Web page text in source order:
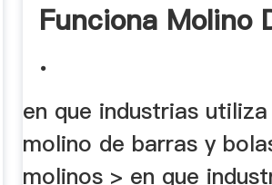
Funciona Molino
.
en que industrias
molino de barras y
molinos > en que